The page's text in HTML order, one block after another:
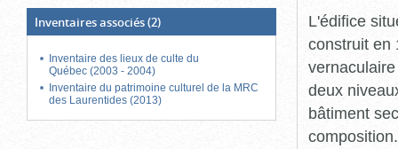
Inventaires associés(2)
Inventaire des lieux de culte du
Québec (2003 - 2004)
Inventaire du patrimoine culturel de la MRC
des Laurentides (2013)
L'édifice
construit en
deux
bâtiment